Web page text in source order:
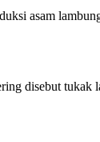
asam
disebut